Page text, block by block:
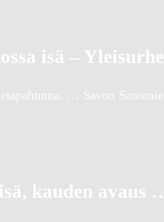
isä –
… Savon
kauden avaus